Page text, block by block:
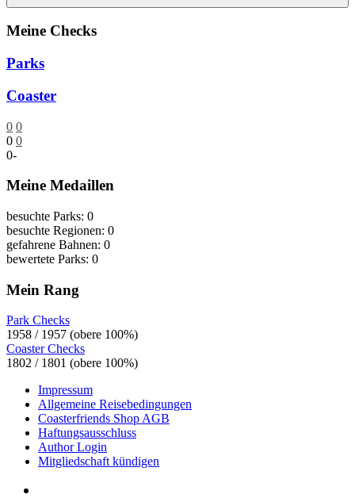
Meine Checks
Parks
Coaster
0 0
0 0
0-
Meine Medaillen
besuchte Parks: 0
besuchte Regionen: 0
gefahrene Bahnen: 0
bewertete Parks: 0
Mein Rang
Park Checks
1958 / 1957 (obere 100%)
Coaster Checks
1802 / 1801 (obere 100%)
Impressum
Allgemeine Reisebedingungen
Coasterfriends Shop AGB
Haftungsausschluss
Author Login
Mitgliedschaft kündigen